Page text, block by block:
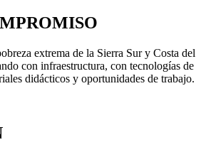
extrema de la Sierra Sur y Costa del
con infraestructura, con tecnologías de
didácticos y oportunidades de trabajo.